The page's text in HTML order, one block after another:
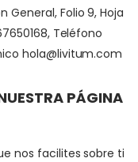
General, Folio 9, Hoja
Teléfono
hola@livitum.com
PÁGINA
nos facilites sobre ti